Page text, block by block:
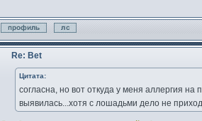
Профиль
Отправить личное
Re: Bet
Цитата:
согласна, но вот откуда у меня аллергия
выявилась...хотя с лошадьми дело не